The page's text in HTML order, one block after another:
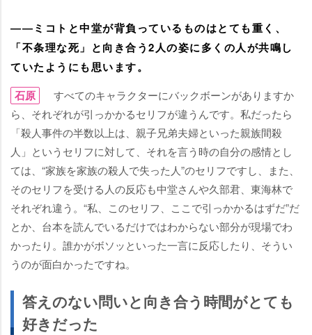
――ミコトと中堂が背負っているものはとても重く、
「不条理な死」と向き合う2人の姿に多くの人が共鳴し
ていたようにも思います。
石原
すべてのキャラクターにバックボーンがありますか
ら、それぞれが引っかかるセリフが違うんです。私だったら
「殺人事件の半数以上は、親子兄弟夫婦といった親族間殺
人」というセリフに対して、それを言う時の自分の感情とし
ては、“家族を家族の殺人で失った人”のセリフですし、また、
そのセリフを受ける人の反応も中堂さんや久部君、東海林で
それぞれ違う。“私、このセリフ、ここで引っかかるはずだ”だ
とか、台本を読んでいるだけではわからない部分が現場でわ
かったり。誰かがボソッといった一言に反応したり、そうい
うのが面白かったですね。
答えのない問いと向き合う時間がとても
好きだった